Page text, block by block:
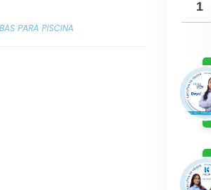
PARA PISCINA